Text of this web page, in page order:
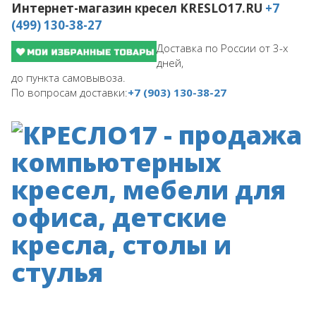
Интернет-магазин кресел KRESLO17.RU +7
(499) 130-38-27
Доставка по России от 3-х
дней,
до пункта самовывоза.
По вопросам доставки:+7 (903) 130-38-27